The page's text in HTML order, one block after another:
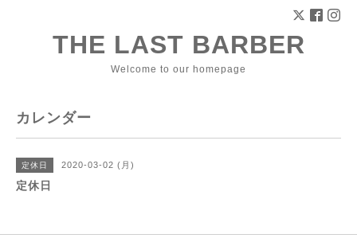
THE LAST BARBER
Welcome to our homepage
カレンダー
定休日 2020-03-02 (月)
定休日